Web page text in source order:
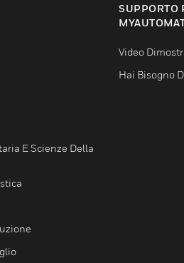
E Scienze Della
SUPPORTO
Video
Hai Bisogno